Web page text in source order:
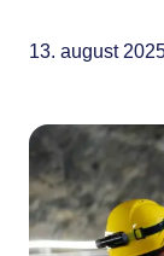
13. august